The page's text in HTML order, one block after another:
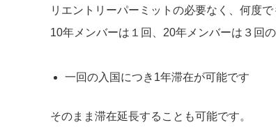
リエントリーパーミットの必要なく、何度で
10年メンバーは１回、20年メンバーは３回の
一回の入国につき1年滞在が可能です
そのまま滞在延長することも可能です。